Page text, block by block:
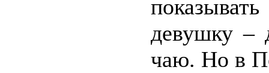
девушку –
чаю. Но в